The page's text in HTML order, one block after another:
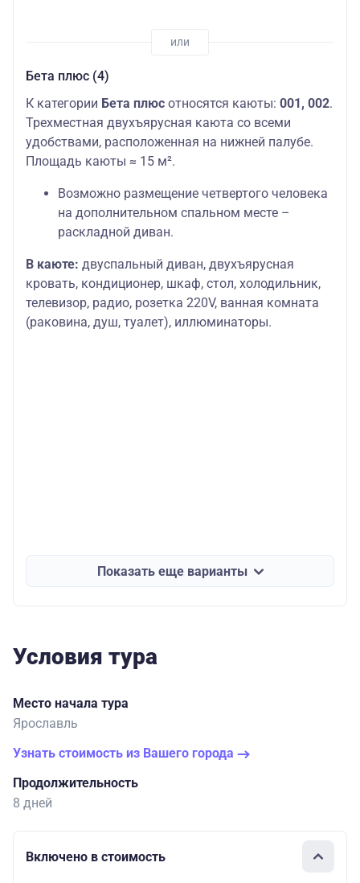
Бета плюс (4)
К категории Бета плюс относятся каюты: 001, 002.
Трехместная двухъярусная каюта со всеми
удобствами, расположенная на нижней палубе.
Площадь каюты ≈ 15 м².
Возможно размещение четвертого человека
на дополнительном спальном месте –
раскладной диван.
В каюте: двуспальный диван, двухъярусная
кровать, кондиционер, шкаф, стол, холодильник,
телевизор, радио, розетка 220V, ванная комната
(раковина, душ, туалет), иллюминаторы.
Показать еще варианты
Условия тура
Место начала тура
Ярославль
Узнать стоимость из Вашего города
Продолжительность
8 дней
Включено в стоимость